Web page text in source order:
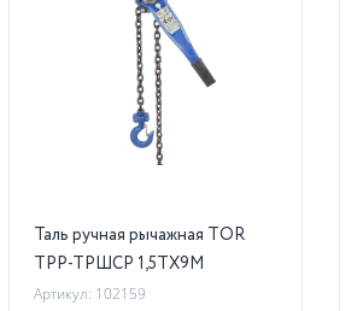
Таль ручная рычажная TOR
ТРР-ТРШСР 1,5ТХ9М
Артикул: 102159